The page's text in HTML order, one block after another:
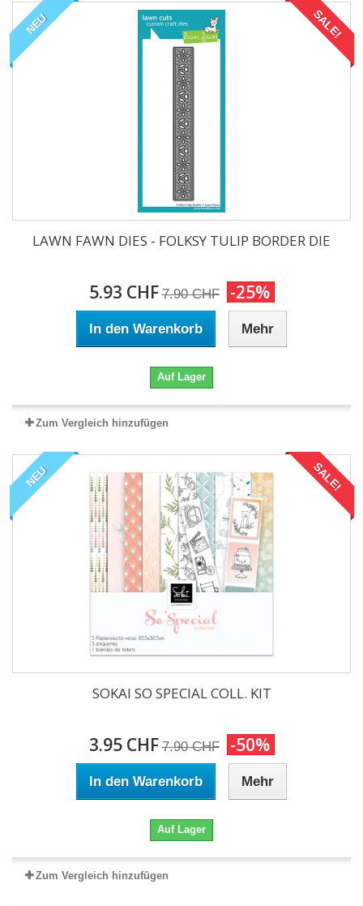
NEU SALE!
LAWN FAWN DIES - FOLKSY TULIP BORDER DIE
5.93 CHF 7.90 CHF -25%
In den Warenkorb Mehr
Auf Lager
Zum Vergleich hinzufügen
NEU SALE!
SOKAI SO SPECIAL COLL. KIT
3.95 CHF 7.90 CHF -50%
In den Warenkorb Mehr
Auf Lager
Zum Vergleich hinzufügen